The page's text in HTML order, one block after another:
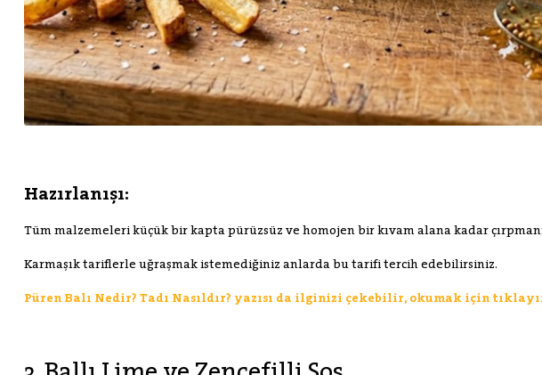
Hazırlanışı:
Tüm malzemeleri küçük bir kapta pürüzsüz ve homojen bir kıvam alana kadar
Karmaşık tariflerle uğraşmak istemediğiniz anlarda bu tarifi tercih edebilirsiniz.
Püren Balı Nedir? Tadı Nasıldır? yazısı da ilginizi çekebilir, okumak için